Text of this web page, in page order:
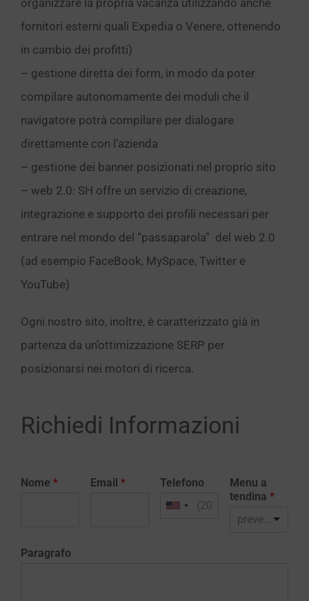
organizzare la propria vacanza utilizzando anche
fornitori esterni quali Expedia o Venere, ottenendo
in cambio dei profitti)
– gestione diretta dei form, in modo da poter
compilare autonomamente dei moduli che il
navigatore potrà compilare per dialogare
direttamente con l’azienda
– gestione dei banner posizionati nel proprio sito
– web 2.0: SH offre un servizio di creazione,
integrazione e supporto dei profili necessari per
entrare nel mondo del “passaparola” del web 2.0
(ad esempio FaceBook, MySpace, Twitter e
YouTube)
Ogni nostro sito, inoltre, è caratterizzato già in
partenza da un’ottimizzazione SERP per
posizionarsi nei motori di ricerca.
Richiedi Informazioni
Nome * Email * Telefono
Menu a
tendina *
preventivo realizzazione sito web
Paragrafo